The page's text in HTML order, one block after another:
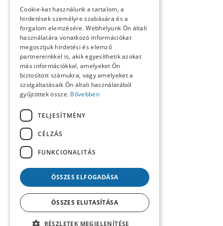
Kósa László köszöntése
Köszöntő
Közlemények
Kronológia
Lapszemle
Műhely
Nekrológ
Oral History
Pályakép
Reflexió
Resumé
Summary
Tanulmányok
Uncategorized @hu
Cookie-kat használunk a tartalom, a
hirdetések személyre szabására és a
forgalom elemzésére. Webhelyünk Ön általi
használatára vonatkozó információkat
megosztjuk hirdetési és elemző
partnereinkkel is, akik egyesíthetik azokat
más információkkal, amelyeket Ön
biztosított számukra, vagy amelyeket a
szolgáltatásaik Ön általi használatából
gyűjtöttek össze. Bővebben
TELJESÍTMÉNY
CÉLZÁS
FUNKCIONALITÁS
ÖSSZES ELFOGADÁSA
ÖSSZES ELUTASÍTÁSA
RÉSZLETEK MEGJELENÍTÉSE